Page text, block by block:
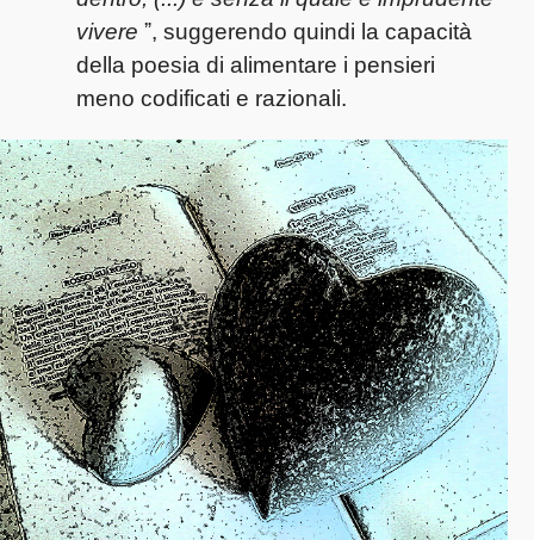
vivere ˮ, suggerendo quindi la capacità
della poesia di alimentare i pensieri
meno codificati e razionali.